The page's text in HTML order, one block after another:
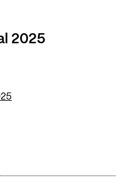
2025